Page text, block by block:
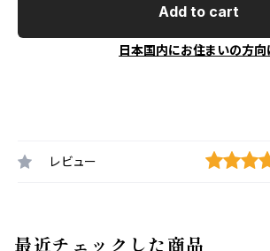
Add to cart
日本国内にお住まいの方向
レビュー